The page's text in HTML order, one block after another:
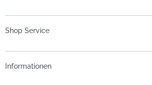
Shop Service
Informationen